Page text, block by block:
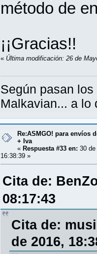
método de
¡¡Gracias!!
« Última modificación: 26 de
Según pasan
Malkavian... a lo
Re:ASMGO! para envíos
+ Iva
« Respuesta #33 en: 30
16:38:39 »
Cita de:
08:17:43
Cita de:
de 2016,